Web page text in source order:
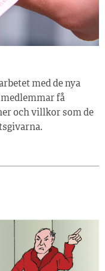
med de nya
få
och villkor som de